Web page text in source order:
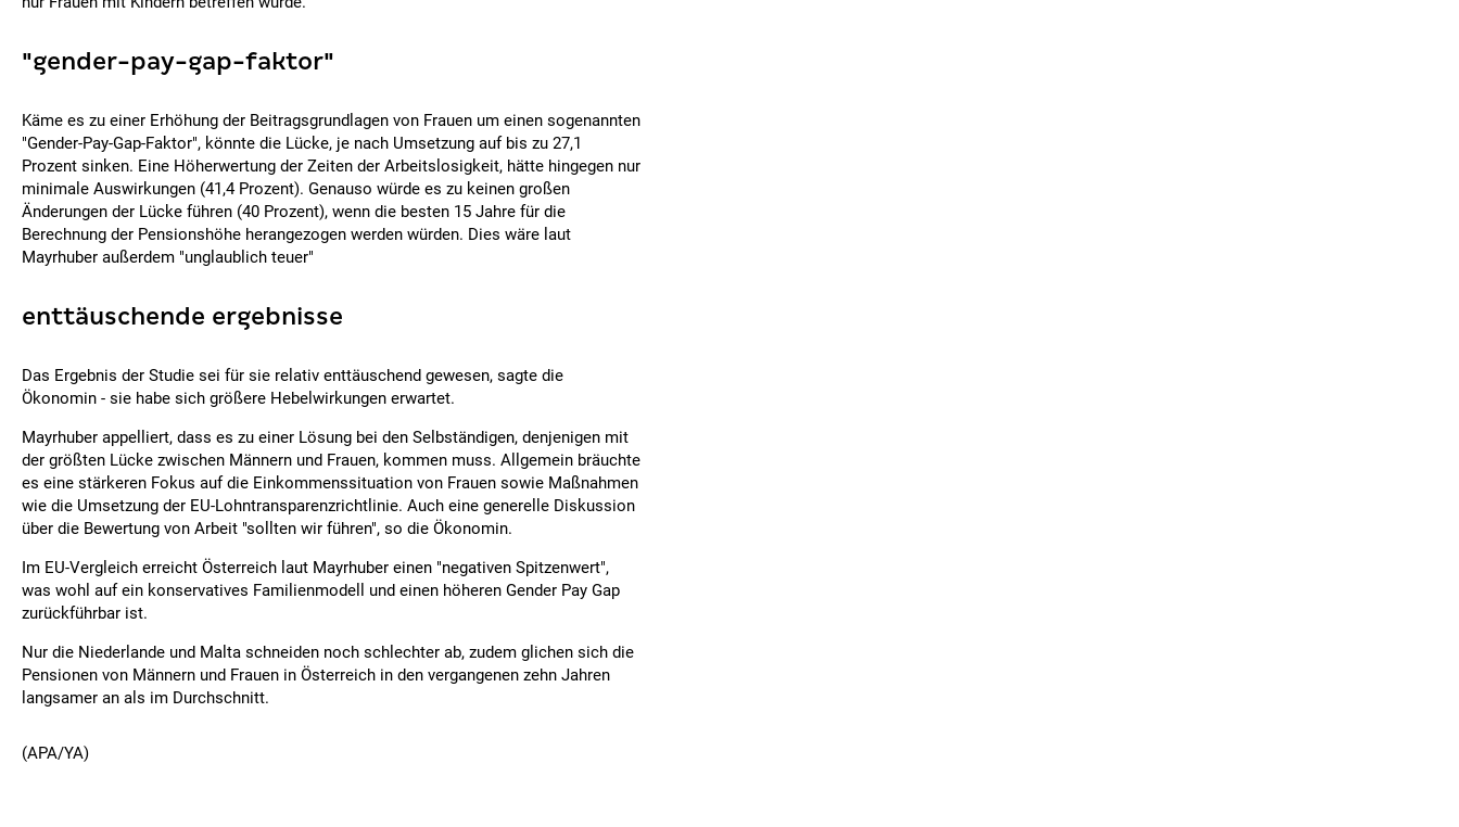
"gender-pay-gap-faktor"
Käme es zu einer Erhöhung der Beitragsgrundlagen von Frauen um einen sogenannten
"Gender-Pay-Gap-Faktor", könnte die Lücke, je nach Umsetzung auf bis zu 27,1
Prozent sinken. Eine Höherwertung der Zeiten der Arbeitslosigkeit, hätte hingegen nur
minimale Auswirkungen (41,4 Prozent). Genauso würde es zu keinen großen
Änderungen der Lücke führen (40 Prozent), wenn die besten 15 Jahre für die
Berechnung der Pensionshöhe herangezogen werden würden. Dies wäre laut
Mayrhuber außerdem "unglaublich teuer"
enttäuschende ergebnisse
Das Ergebnis der Studie sei für sie relativ enttäuschend gewesen, sagte die
Ökonomin - sie habe sich größere Hebelwirkungen erwartet.
Mayrhuber appelliert, dass es zu einer Lösung bei den Selbständigen, denjenigen mit
der größten Lücke zwischen Männern und Frauen, kommen muss. Allgemein bräuchte
es eine stärkeren Fokus auf die Einkommenssituation von Frauen sowie Maßnahmen
wie die Umsetzung der EU-Lohntransparenzrichtlinie. Auch eine generelle Diskussion
über die Bewertung von Arbeit "sollten wir führen", so die Ökonomin.
Im EU-Vergleich erreicht Österreich laut Mayrhuber einen "negativen Spitzenwert",
was wohl auf ein konservatives Familienmodell und einen höheren Gender Pay Gap
zurückführbar ist.
Nur die Niederlande und Malta schneiden noch schlechter ab, zudem glichen sich die
Pensionen von Männern und Frauen in Österreich in den vergangenen zehn Jahren
langsamer an als im Durchschnitt.
(APA/YA)